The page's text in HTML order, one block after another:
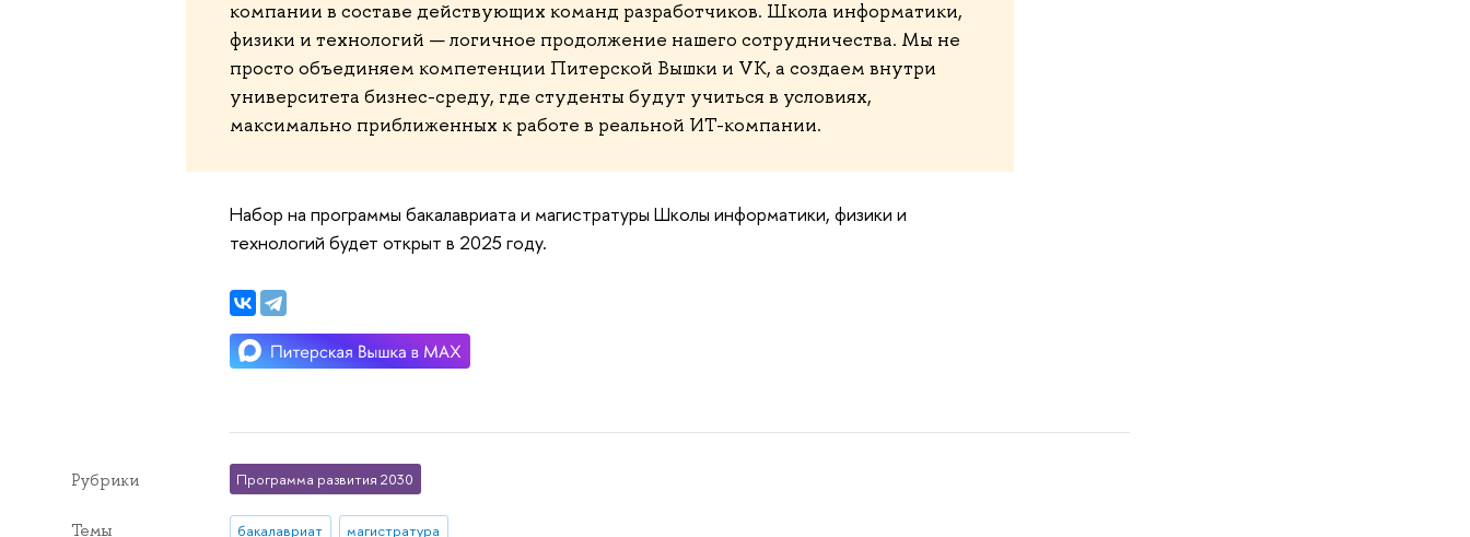
компании в составе действующих команд разработчиков. Школа информатики,
физики и технологий — логичное продолжение нашего сотрудничества. Мы не
просто объединяем компетенции Питерской Вышки и VK, а создаем внутри
университета бизнес-среду, где студенты будут учиться в условиях,
максимально приближенных к работе в реальной ИТ-компании.
Набор на программы бакалавриата и магистратуры Школы информатики, физики и
технологий будет открыт в 2025 году.
Рубрики Программа развития 2030
Темы бакалавриат магистратура